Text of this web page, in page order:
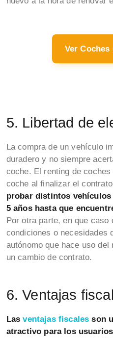
Ver
5. Libertad de
La compra de un vehículo
duradero y no siempre
coche. El renting de
coche al finalizar el
probar distintos
5 años hasta que
Por otra parte, en que caso
condiciones o necesidades
autónomo que hace uso
un cambio de contrato.
6. Ventajas
Lasventajas fiscales son
atractivo para los